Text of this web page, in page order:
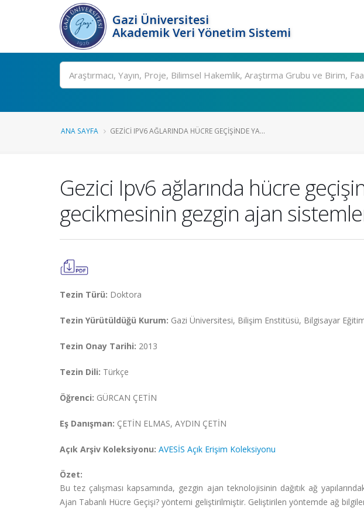
Gazi Üniversitesi
Akademik Veri Yönetim Sistemi
Ara
ANA SAYFA GEZICI IPV6 AĞLARINDA HÜCRE GEÇIŞINDE YA...
Gezici Ipv6 ağlarında hücre
gecikmesinin gezgin ajan
Tezin Türü: Doktora
Tezin Yürütüldüğü Kurum: Gazi Üniversitesi, Bilişim Enstitüsü, Bilgisayar
Tezin Onay Tarihi: 2013
Tezin Dili: Türkçe
Öğrenci: GÜRCAN ÇETİN
Eş Danışman: ÇETİN ELMAS, AYDIN ÇETİN
Açık Arşiv Koleksiyonu: AVESİS Açık Erişim Koleksiyonu
Özet:
Bu tez çalışması kapsamında, gezgin ajan teknolojisinin dağıtık ağ
Ajan Tabanlı Hücre Geçişi? yöntemi geliştirilmiştir. Geliştirilen yöntemde ağ